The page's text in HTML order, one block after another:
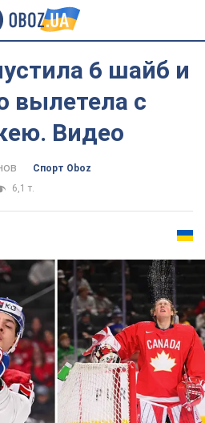
6 шайб и
вылетела с
Видео
Спорт Oboz
6,1 т.